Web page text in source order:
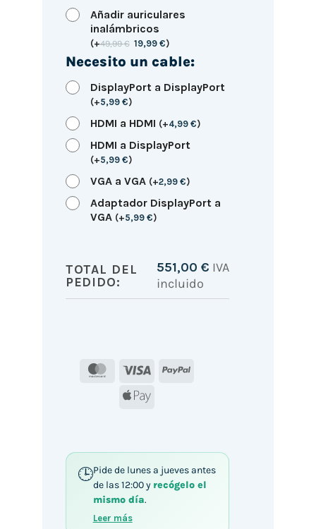
Añadir auriculares
inalámbricos
(+49,99€ 19,99€)
Necesito un cable:
DisplayPort a DisplayPort
(+5,99 €)
HDMI a HDMI (+4,99 €)
HDMI a DisplayPort
(+5,99 €)
VGA a VGA (+2,99 €)
Adaptador DisplayPort a
VGA (+5,99 €)
TOTAL DEL
PEDIDO:
551,00 € IVA
incluido
MasterCard
Visa
PayPal
Apple
Pide de lunes a jueves antes
de las 12:00 y recógelo el
mismo día.
Leer más